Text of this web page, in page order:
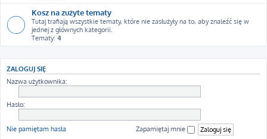
Kosz na zużyte tematy
Tutaj trafiają wszystkie tematy, które nie zasłużyły na to, aby znaleźć się w
jednej z głównych kategorii.
Tematy: 4
ZALOGUJ SIĘ
Nazwa użytkownika:
Hasło:
Nie pamiętam hasła Zapamiętaj mnie